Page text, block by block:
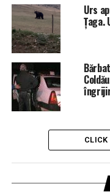
Urs
Țaga.
CLICK